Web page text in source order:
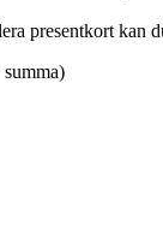
presentkort kan